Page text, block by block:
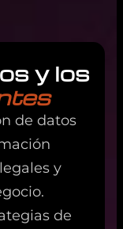
y los
de datos
y
de